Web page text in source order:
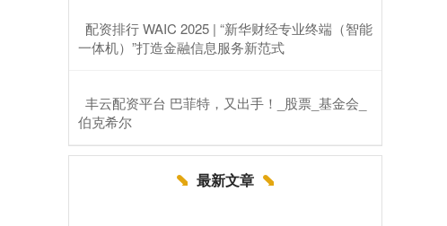
​配资排行 WAIC 2025 | “新华财经专业终端（智能
一体机）”打造金融信息服务新范式
​丰云配资平台 巴菲特，又出手！_股票_基金会_
伯克希尔
最新文章